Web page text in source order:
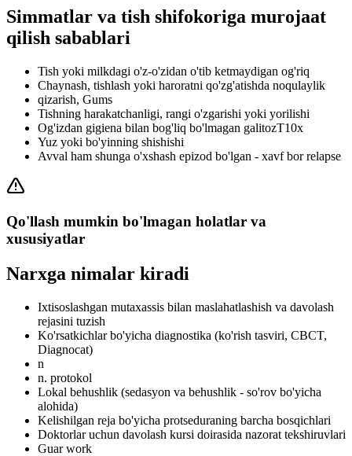
Simmatlar va tish shifokoriga murojaat
qilish sabablari
Tish yoki milkdagi o'z-o'zidan o'tib ketmaydigan og'riq
Chaynash, tishlash yoki haroratni qo'zg'atishda noqulaylik
qizarish, Gums
Tishning harakatchanligi, rangi o'zgarishi yoki yorilishi
Og'izdan gigiena bilan bog'liq bo'lmagan galitozT10x
Yuz yoki bo'yinning shishishi
Avval ham shunga o'xshash epizod bo'lgan - xavf bor relapse
Qo'llash mumkin bo'lmagan holatlar va
xususiyatlar
Narxga nimalar kiradi
Ixtisoslashgan mutaxassis bilan maslahatlashish va davolash
rejasini tuzish
Ko'rsatkichlar bo'yicha diagnostika (ko'rish tasviri, CBCT,
Diagnocat)
n
n. protokol
Lokal behushlik (sedasyon va behushlik - so'rov bo'yicha
alohida)
Kelishilgan reja bo'yicha protseduraning barcha bosqichlari
Doktorlar uchun davolash kursi doirasida nazorat tekshiruvlari
Guar work